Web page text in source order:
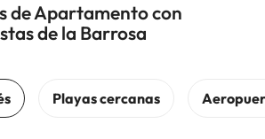
de Apartamento con
de la Barrosa